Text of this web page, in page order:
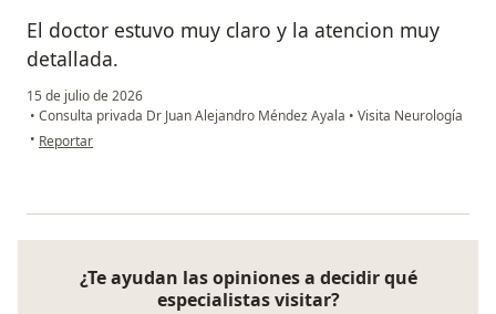
El doctor estuvo muy claro y la atencion muy
detallada.
15 de julio de 2026
• Consulta privada Dr Juan Alejandro Méndez Ayala • Visita Neurología
• en opinión del usuario Faye Griffiths
Reportar
¿Te ayudan las opiniones a decidir qué
especialistas visitar?